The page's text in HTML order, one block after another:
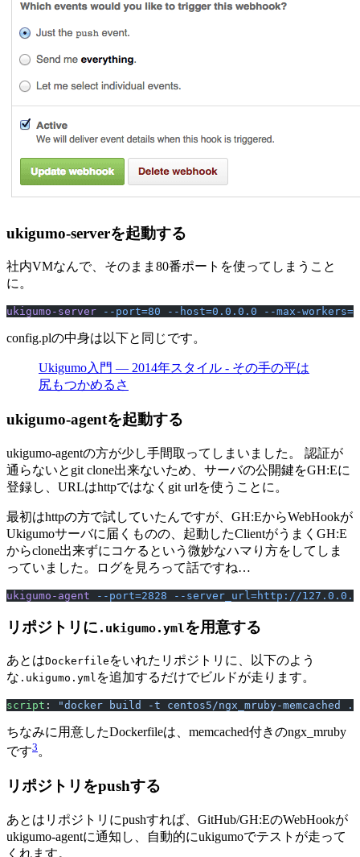
ukigumo-serverを起動する
社内VMなんで、そのまま80番ポートを使ってしまうこと
に。
ukigumo-server --port=80 --host=0.0.0.0 --max-workers=4
config.plの中身は以下と同じです。
Ukigumo入門 ― 2014年スタイル - その手の平は
尻もつかめるさ
ukigumo-agentを起動する
ukigumo-agentの方が少し手間取ってしまいました。 認証が
通らないとgit clone出来ないため、サーバの公開鍵をGH:Eに
登録し、URLはhttpではなくgit urlを使うことに。
最初はhttpの方で試していたんですが、GH:EからWebHookが
Ukigumoサーバに届くものの、起動したClientがうまくGH:E
からclone出来ずにコケるという微妙なハマり方をしてしま
っていました。ログを見ろって話ですね…
ukigumo-agent --port=2828 --server_url=http://
リポジトリに .ukigumo.yml を用意する
あとはDockerfile をいれたリポジトリに、以下のよう
な .ukigumo.yml を追加するだけでビルドが走ります。
script : "docker build -t centos5/ngx_mruby-memcached ."
ちなみに用意したDockerfileは、memcached付きのngx_mruby
です3。
リポジトリをpushする
あとはリポジトリにpushすれば、GitHub/GH:EのWebHookが
ukigumo-agentに通知し、自動的にukigumoでテストが走って
くれます。